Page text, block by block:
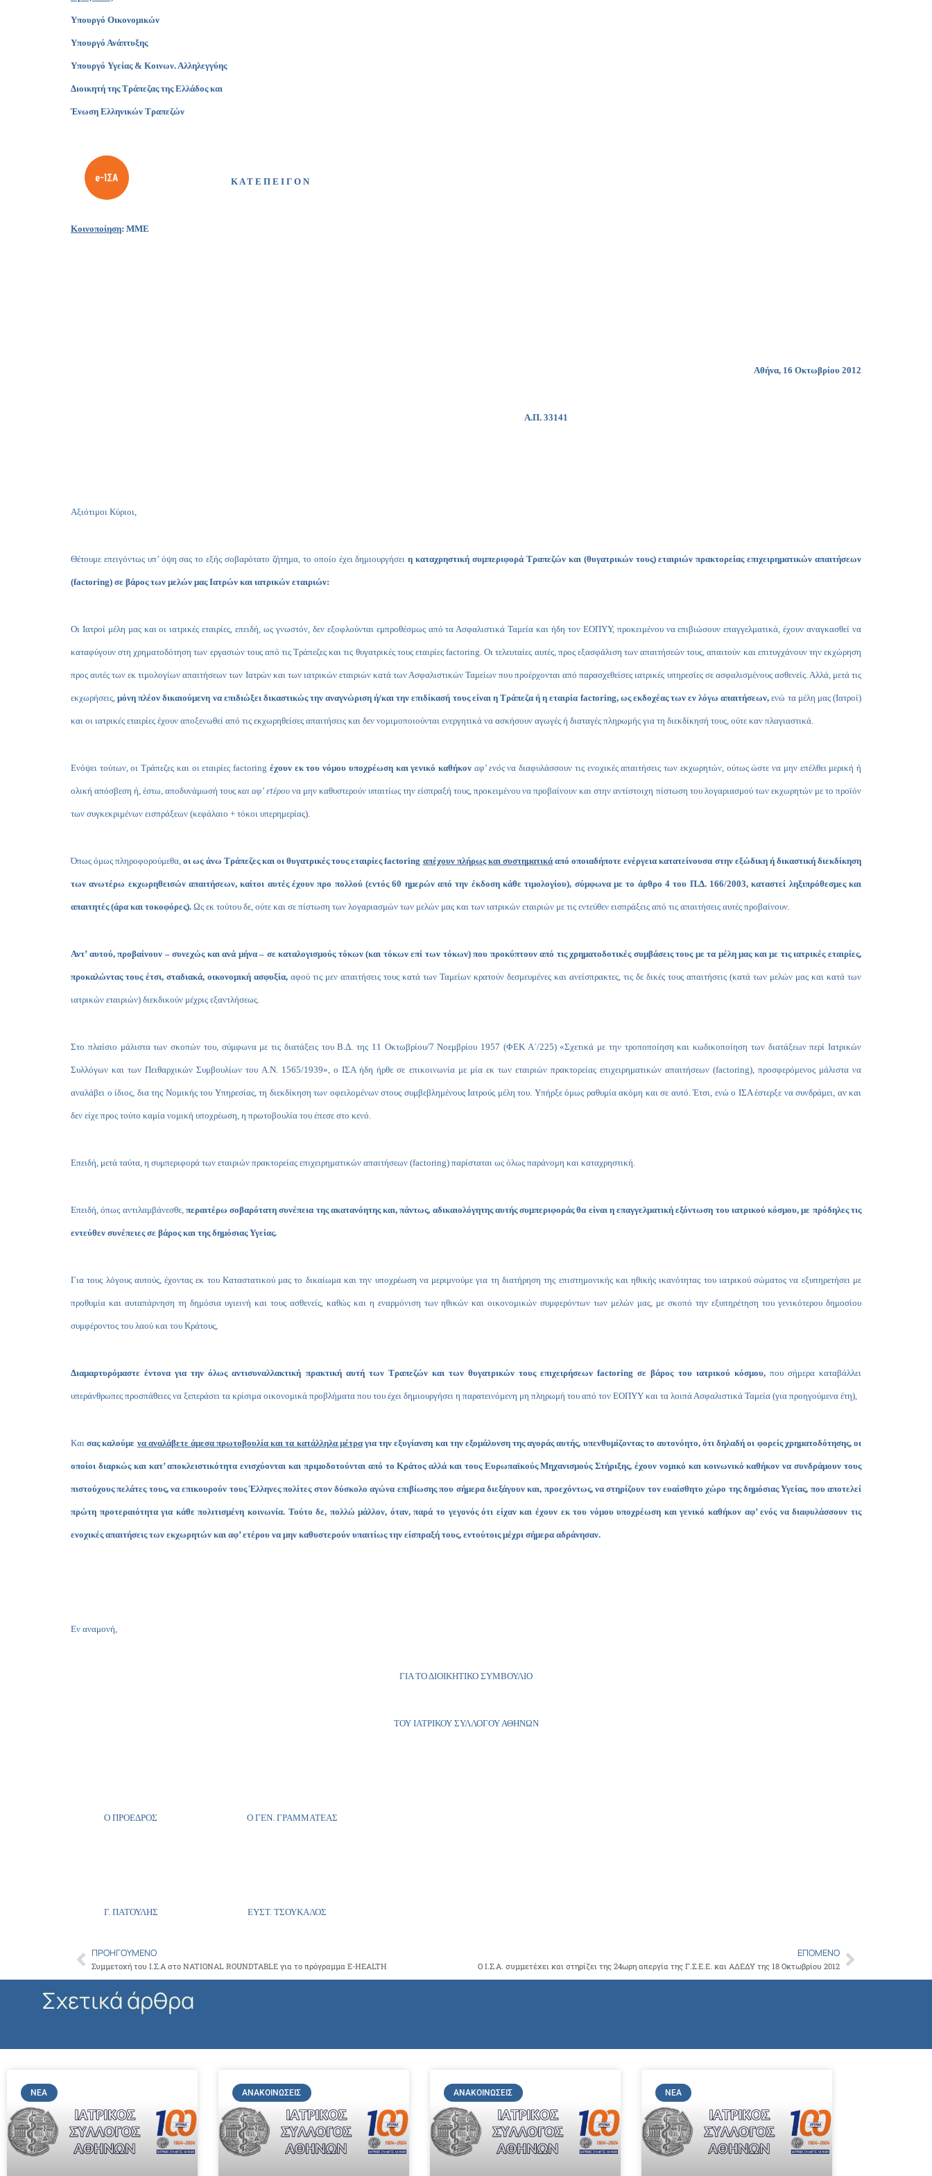
Υπουργό Οικονομικών
Υπουργό Ανάπτυξης
Υπουργό Υγείας & Κοινων. Αλληλεγγύης
Διοικητή της Τράπεζας της Ελλάδος και
Ένωση Ελληνικών Τραπεζών
Κ Α Τ Ε Π Ε Ι Γ Ο Ν
Κοινοποίηση: ΜΜΕ
Αθήνα, 16 Οκτωβρίου 2012
Α.Π. 33141
Αξιότιμοι Κύριοι,
Θέτουμε επειγόντως υπ’ όψη σας το εξής σοβαρότατο ζήτημα, το οποίο έχει δημιουργήσει η καταχρηστική συμπεριφορά Τραπεζών και (θυγατρικών τους) εταιριών πρακτορείας επιχειρηματικών απαιτήσεων
(factoring) σε βάρος των μελών μας Ιατρών και ιατρικών εταιριών:
Οι Ιατροί μέλη μας και οι ιατρικές εταιρίες, επειδή, ως γνωστόν, δεν εξοφλούνται εμπροθέσμως από τα Ασφαλιστικά Ταμεία και ήδη τον ΕΟΠΥΥ, προκειμένου να επιβιώσουν επαγγελματικά, έχουν αναγκασθεί να
καταφύγουν στη χρηματοδότηση των εργασιών τους από τις Τράπεζες και τις θυγατρικές τους εταιρίεςfactoring. Οι τελευταίες αυτές, προς εξασφάλιση των απαιτήσεών τους, απαιτούν και επιτυγχάνουν την εκχώρηση
προς αυτές των εκ τιμολογίων απαιτήσεων των Ιατρών και των ιατρικών εταιριών κατά των Ασφαλιστικών Ταμείων που προέρχονται από παρασχεθείσες ιατρικές υπηρεσίες σε ασφαλισμένους ασθενείς. Αλλά, μετά τις
εκχωρήσεις,μόνη πλέον δικαιούμενη να επιδιώξει δικαστικώς την αναγνώριση ή/και την επιδίκασή τους είναι η Τράπεζα ή η εταιρία factoring, ως εκδοχέας των εν λόγω απαιτήσεων, ενώ τα μέλη μας (Ιατροί)
και οι ιατρικές εταιρίες έχουν αποξενωθεί από τις εκχωρηθείσες απαιτήσεις και δεν νομιμοποιούνται ενεργητικά να ασκήσουν αγωγές ή διαταγές πληρωμής για τη διεκδίκησή τους, ούτε καν πλαγιαστικά.
Ενόψει τούτων, οι Τράπεζες και οι εταιρίεςfactoring έχουν εκ του νόμου υποχρέωση και γενικό καθήκον αφ’ ενόςνα διαφυλάσσουν τις ενοχικές απαιτήσεις των εκχωρητών, ούτως ώστε να μην επέλθει μερική ή
ολική απόσβεση ή, έστω, αποδυνάμωσή τουςκαι αφ’ ετέρουνα μην καθυστερούν υπαιτίως την είσπραξή τους, προκειμένου να προβαίνουν και στην αντίστοιχη πίστωση του λογαριασμού των εκχωρητών με το προϊόν
των συγκεκριμένων εισπράξεων (κεφάλαιο + τόκοι υπερημερίας).
Όπως όμως πληροφορούμεθα,οι ως άνω Τράπεζες και οι θυγατρικές τους εταιρίεςfactoring απέχουν πλήρως και συστηματικάαπό οποιαδήποτε ενέργεια κατατείνουσα στην εξώδικη ή δικαστική διεκδίκηση
των ανωτέρω εκχωρηθεισών απαιτήσεων, καίτοι αυτές έχουν προ πολλού (εντός 60 ημερών από την έκδοση κάθε τιμολογίου), σύμφωνα με το άρθρο 4 του Π.Δ. 166/2003, καταστεί ληξιπρόθεσμες και
απαιτητές (άρα και τοκοφόρες). Ως εκ τούτου δε, ούτε και σε πίστωση των λογαριασμών των μελών μας και των ιατρικών εταιριών με τις εντεύθεν εισπράξεις από τις απαιτήσεις αυτές προβαίνουν.
Αντ’ αυτού, προβαίνουν – συνεχώς και ανά μήνα – σε καταλογισμούς τόκων (και τόκων επί των τόκων) που προκύπτουν από τις χρηματοδοτικές συμβάσεις τους με τα μέλη μας και με τις ιατρικές εταιρίες,
προκαλώντας τους έτσι, σταδιακά, οικονομική ασφυξία, αφού τις μεν απαιτήσεις τους κατά των Ταμείων κρατούν δεσμευμένες και ανείσπρακτες, τις δε δικές τους απαιτήσεις (κατά των μελών μας και κατά των
ιατρικών εταιριών) διεκδικούν μέχρις εξαντλήσεως.
Στο πλαίσιο μάλιστα των σκοπών του, σύμφωνα με τις διατάξεις τουB.Δ. της 11 Οκτωβρίου/7 Νοεμβρίου 1957 (ΦEK A΄/225) «Σχετικά με την τροποποίηση και κωδικοποίηση των διατάξεων περί Iατρικών
Συλλόγων και των Πειθαρχικών Συμβουλίων τουA.N. 1565/1939», ο ΙΣΑ ήδη ήρθε σε επικοινωνία με μία εκ των εταιριών πρακτορείας επιχειρηματικών απαιτήσεων (factoring), προσφερόμενος μάλιστα να
αναλάβει ο ίδιος, δια της Νομικής του Υπηρεσίας, τη διεκδίκηση των οφειλομένων στους συμβεβλημένους Ιατρούς μέλη του. Υπήρξε όμως ραθυμία ακόμη και σε αυτό. Έτσι, ενώ ο ΙΣΑ έστερξε να συνδράμει, αν και
δεν είχε προς τούτο καμία νομική υποχρέωση, η πρωτοβουλία του έπεσε στο κενό.
Επειδή, μετά ταύτα, η συμπεριφορά των εταιριών πρακτορείας επιχειρηματικών απαιτήσεων (factoring) παρίσταται ως όλως παράνομη και καταχρηστική.
Επειδή, όπως αντιλαμβάνεσθε, περαιτέρω σοβαρότατη συνέπεια της ακατανόητης και, πάντως, αδικαιολόγητης αυτής συμπεριφοράς θα είναι η επαγγελματική εξόντωση του ιατρικού κόσμου, με πρόδηλες τις
εντεύθεν συνέπειες σε βάρος και της δημόσιας Υγείας.
Για τους λόγους αυτούς, έχοντας εκ του Καταστατικού μας το δικαίωμα και την υποχρέωση να μεριμνούμε για τη διατήρηση της επιστημονικής και ηθικής ικανότητας του ιατρικού σώματος να εξυπηρετήσει με
προθυμία και αυταπάρνηση τη δημόσια υγιεινή και τους ασθενείς, καθώς και η εναρμόνιση των ηθικών και οικονομικών συμφερόντων των μελών μας, με σκοπό την εξυπηρέτηση του γενικότερου δημοσίου
συμφέροντος του λαού και του Kράτους,
Διαμαρτυρόμαστε έντονα για την όλως αντισυναλλακτική πρακτική αυτή των Τραπεζών και των θυγατρικών τους επιχειρήσεωνfactoring σε βάρος του ιατρικού κόσμου, που σήμερα καταβάλλει
υπεράνθρωπες προσπάθειες να ξεπεράσει τα κρίσιμα οικονομικά προβλήματα που του έχει δημιουργήσει η παρατεινόμενη μη πληρωμή του από τον ΕΟΠΥΥ και τα λοιπά Ασφαλιστικά Ταμεία (για προηγούμενα έτη),
Καισας καλούμε να αναλάβετε άμεσα πρωτοβουλία και τα κατάλληλα μέτραγια την εξυγίανση και την εξομάλυνση της αγοράς αυτής, υπενθυμίζοντας το αυτονόητο, ότι δηλαδή οι φορείς χρηματοδότησης, οι
οποίοι διαρκώς και κατ’ αποκλειστικότητα ενισχύονται και πριμοδοτούνται από το Κράτος αλλά και τους Ευρωπαϊκούς Μηχανισμούς Στήριξης, έχουν νομικό και κοινωνικό καθήκον να συνδράμουν τους
πιστούχους πελάτες τους, να επικουρούν τους Έλληνες πολίτες στον δύσκολο αγώνα επιβίωσης που σήμερα διεξάγουν και, προεχόντως, να στηρίζουν τον ευαίσθητο χώρο της δημόσιας Υγείας, που αποτελεί
πρώτη προτεραιότητα για κάθε πολιτισμένη κοινωνία. Τούτο δε, πολλώ μάλλον, όταν, παρά το γεγονός ότι είχαν και έχουν εκ του νόμου υποχρέωση και γενικό καθήκον αφ’ ενός να διαφυλάσσουν τις
ενοχικές απαιτήσεις των εκχωρητών και αφ’ ετέρου να μην καθυστερούν υπαιτίως την είσπραξή τους, εντούτοις μέχρι σήμερα αδράνησαν.
Εν αναμονή,
ΓΙΑ ΤΟ ΔΙΟΙΚΗΤΙΚΟ ΣΥΜΒΟΥΛΙΟ
ΤΟΥ ΙΑΤΡΙΚΟΥ ΣΥΛΛΟΓΟΥ ΑΘΗΝΩΝ
Ο ΠΡΟΕΔΡΟΣ Ο ΓΕΝ. ΓΡΑΜΜΑΤΕΑΣ
Γ. ΠΑΤΟΥΛΗΣ ΕΥΣΤ. ΤΣΟΥΚΑΛΟΣ
Prev
ΠΡΟΗΓΟΎΜΕΝΟ
Συμμετοχή του Ι.Σ.Α στο NATIONAL ROUNDTABLE για το πρόγραμμα E-HEALTH
ΕΠΌΜΕΝΟ
Ο Ι.Σ.Α. συμμετέχει και στηρίζει της 24ωρη απεργία της Γ.Σ.Ε.Ε. και ΑΔΕΔΥ της 18 Οκτωβρίου 2012Next
Σχετικά άρθρα
ΝΈΑ ΑΝΑΚΟΙΝΏΣΕΙΣ ΑΝΑΚΟΙΝΏΣΕΙΣ ΝΈΑ